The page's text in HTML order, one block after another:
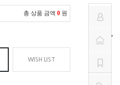
총 상품 금액 0 원
WISH LIST